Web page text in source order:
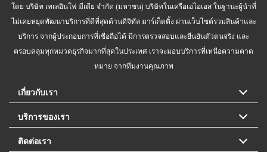
โดย บริษัท เทเลอินโฟ มีเดีย จำกัด (มหาชน) บริษัทในเครือเอไอเอส ในฐานะผู้นำที่
ไม่เคยหยุดพัฒนาบริการที่ดีที่สุดด้านดิจิทัล มาร์เก็ตติ้ง ผ่านเว็บไซต์รวมสินค้าและ
บริการ จากผู้ประกอบการที่เชื่อถือได้ มีการตรวจสอบและยืนยันตัวตนจริง และ
ครอบคลุมทุกหมวดธุรกิจมากที่สุดในประเทศ เราจะมอบบริการที่เหนือความคาด
หมาย จากทีมงานคุณภาพ
เกี่ยวกับเรา
บริการของเรา
ติดต่อเรา